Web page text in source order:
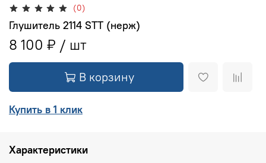
(0)
Глушитель 2114 STT (нерж)
8 100 ₽
В корзину
Купить в 1 клик
Характеристики